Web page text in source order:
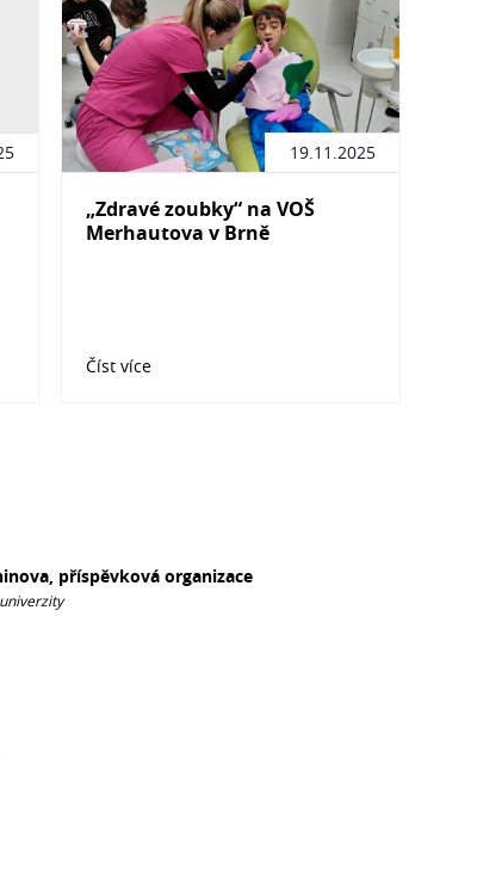
19.11.2025
„Zdravé zoubky“ na VOŠ
Merhautova v Brně
Číst více
příspěvková organizace